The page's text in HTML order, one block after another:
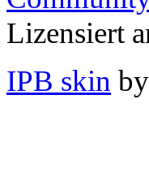
Lizensiert
IPB skin by